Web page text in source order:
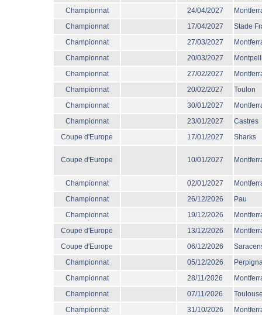
Championnat
24/04/2027
Championnat
17/04/2027
Stade
Championnat
27/03/2027
Championnat
20/03/2027
Championnat
27/02/2027
Championnat
20/02/2027
Toulon
Championnat
30/01/2027
Championnat
23/01/2027
Castres
Coupe d'Europe
17/01/2027 Sharks
Coupe d'Europe 10/01/2027
Championnat 02/01/2027
Championnat
26/12/2026
Pau
Championnat
19/12/2026
Coupe d'Europe
13/12/2026
Coupe d'Europe
06/12/2026
Championnat
05/12/2026
Championnat
28/11/2026
Championnat
07/11/2026
Championnat
31/10/2026